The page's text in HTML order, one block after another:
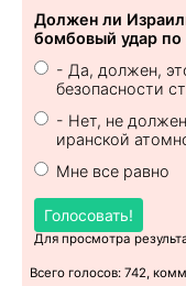
Должен ли
бомбовый удар
- Да, должен,
безопасности
- Нет, не
иранской
Мне все равно
Голосовать!
Для просмотра
Всего голосов: 742,